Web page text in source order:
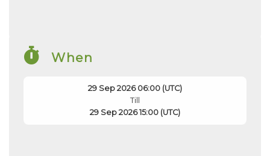
When
29 Sep 2026 06:00 (UTC)
Till
29 Sep 2026 15:00 (UTC)